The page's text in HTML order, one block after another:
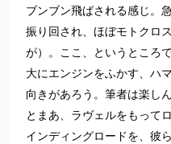
ブンブン飛ばされる感じ。
振り回され、ほぼモトクロ
が）。ここ、というところ
大にエンジンをふかす、ハ
向きがあろう。筆者は楽しん
とまあ、ラヴェルをもって
インディングロードを、彼